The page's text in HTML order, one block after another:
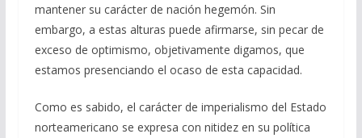
mantener su carácter de nación hegemón. Sin
embargo, a estas alturas puede afirmarse, sin pecar de
exceso de optimismo, objetivamente digamos, que
estamos presenciando el ocaso de esta capacidad.
Como es sabido, el carácter de imperialismo del Estado
norteamericano se expresa con nitidez en su política